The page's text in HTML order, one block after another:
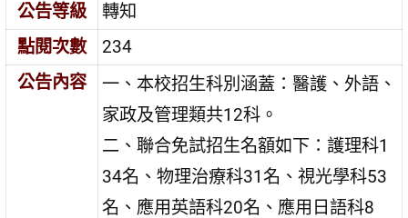
公告等級
轉知
點閱次數
234
公告內容
一、本校招生科別涵蓋：醫護、外語、
家政及管理類共12科。
二、聯合免試招生名額如下：護理科1
34名、物理治療科31名、視光學科53
名、應用英語科20名、應用日語科8